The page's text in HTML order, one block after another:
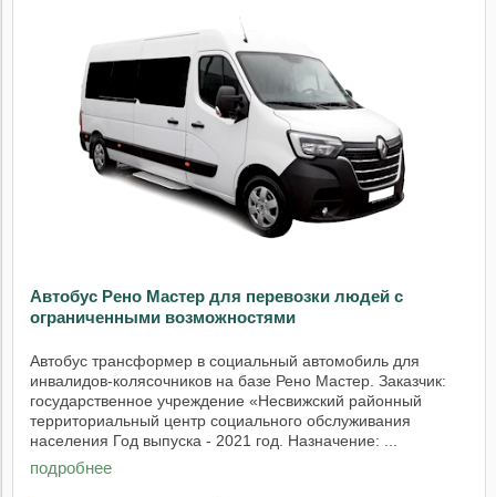
Автобус Рено Мастер для перевозки людей с
ограниченными возможностями
Автобус трансформер в социальный автомобиль для
инвалидов-колясочников на базе Рено Мастер. Заказчик:
государственное учреждение «Несвижский районный
территориальный центр социального обслуживания
населения Год выпуска - 2021 год. Назначение: ...
подробнее